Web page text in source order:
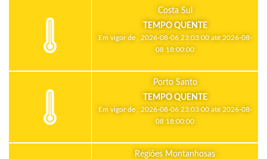
Costa Sul
TEMPO QUENTE
Em vigor de , 2026-08-06 23:03:00 até 2026-08-
08 18:00:00
Porto Santo
TEMPO QUENTE
Em vigor de , 2026-08-06 23:03:00 até 2026-08-
08 18:00:00
Regiões Montanhosas